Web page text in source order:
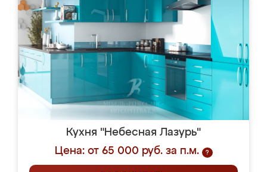
Кухня "Небесная Лазурь"
Цена: от 65 000 руб. за п.м.
?